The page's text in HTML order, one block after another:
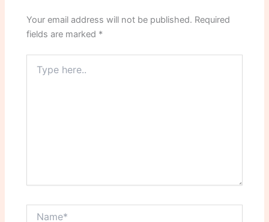
Your email address will not be published. Required
fields are marked *
here..